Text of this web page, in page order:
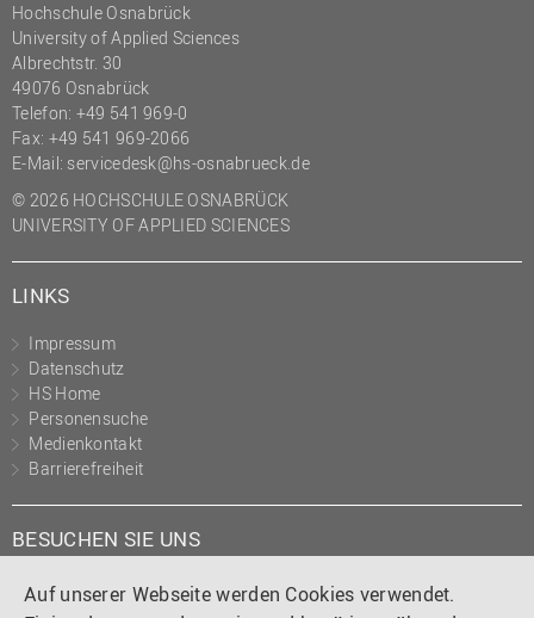
Auf unserer Webseite werden Cookies verwendet.
Hochschule Osnabrück
University of Applied Sciences
Albrechtstr. 30
49076 Osnabrück
Telefon: +49 541 969-0
Fax: +49 541 969-2066
E-Mail: servicedesk@hs-osnabrueck.de
© 2026 HOCHSCHULE OSNABRÜCK
UNIVERSITY OF APPLIED SCIENCES
LINKS
Impressum
Datenschutz
HS Home
Personensuche
Medienkontakt
Barrierefreiheit
BESUCHEN SIE UNS
Instagram
TiktokLinkedIn
YouTube
Facebook